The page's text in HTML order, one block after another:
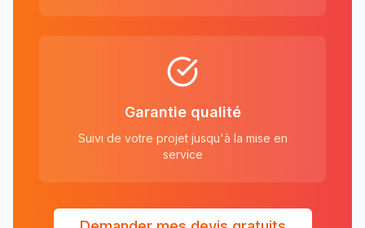
Garantie qualité
Suivi de votre projet jusqu'à la mise en
service